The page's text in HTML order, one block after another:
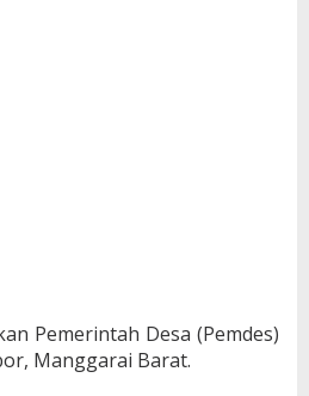
Pemerintah Desa (Pemdes)
Manggarai Barat.